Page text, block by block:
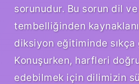
sorunudur. Bu sorun dil
tembelliğinden
diksiyon eğitiminde sıkça
Konuşurken, harfleri
edebilmek için dilimizin